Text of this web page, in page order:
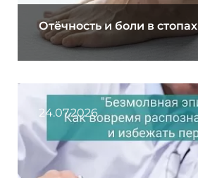
Отёчность и боли в стопах
24.07.2026